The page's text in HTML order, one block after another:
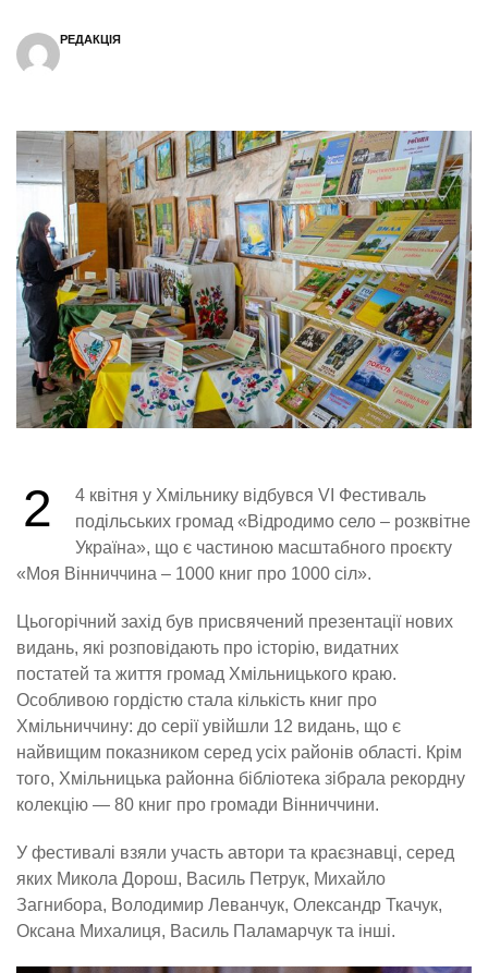
РЕДАКЦІЯ
2
4 квітня у Хмільнику відбувся VI Фестиваль
подільських громад «Відродимо село – розквітне
Україна», що є частиною масштабного проєкту
«Моя Вінниччина – 1000 книг про 1000 сіл».
Цьогорічний захід був присвячений презентації нових
видань, які розповідають про історію, видатних
постатей та життя громад Хмільницького краю.
Особливою гордістю стала кількість книг про
Хмільниччину: до серії увійшли 12 видань, що є
найвищим показником серед усіх районів області. Крім
того, Хмільницька районна бібліотека зібрала рекордну
колекцію — 80 книг про громади Вінниччини.
У фестивалі взяли участь автори та краєзнавці, серед
яких Микола Дорош, Василь Петрук, Михайло
Загнибора, Володимир Леванчук, Олександр Ткачук,
Оксана Михалиця, Василь Паламарчук та інші.